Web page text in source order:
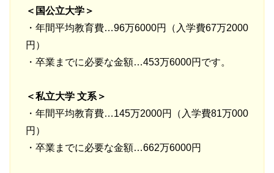
＜国公立大学＞
・年間平均教育費…96万6000円（入学費67万2000
円）
・卒業までに必要な金額…453万6000円です。
＜私立大学 文系＞
・年間平均教育費…145万2000円（入学費81万000
円）
・卒業までに必要な金額…662万6000円